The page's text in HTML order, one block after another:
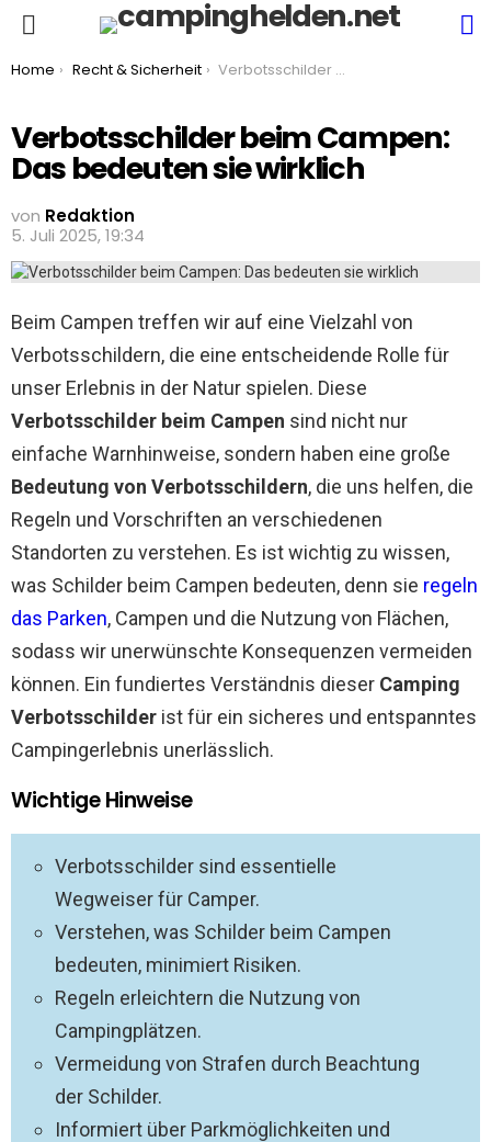
You are here:
Home Recht & Sicherheit Verbotsschilder beim Campen: Das bedeuten sie wirklich
Verbotsschilder beim Campen:
Das bedeuten sie wirklich
von Redaktion
5. Juli 2025, 19:34
Beim Campen treffen wir auf eine Vielzahl von
Verbotsschildern, die eine entscheidende Rolle für
unser Erlebnis in der Natur spielen. Diese
Verbotsschilder beim Campen sind nicht nur
einfache Warnhinweise, sondern haben eine große
Bedeutung von Verbotsschildern, die uns helfen, die
Regeln und Vorschriften an verschiedenen
Standorten zu verstehen. Es ist wichtig zu wissen,
was Schilder beim Campen bedeuten, denn sie regeln
das Parken, Campen und die Nutzung von Flächen,
sodass wir unerwünschte Konsequenzen vermeiden
können. Ein fundiertes Verständnis dieser Camping
Verbotsschilder ist für ein sicheres und entspanntes
Campingerlebnis unerlässlich.
Wichtige Hinweise
Verbotsschilder sind essentielle
Wegweiser für Camper.
Verstehen, was Schilder beim Campen
bedeuten, minimiert Risiken.
Regeln erleichtern die Nutzung von
Campingplätzen.
Vermeidung von Strafen durch Beachtung
der Schilder.
Informiert über Parkmöglichkeiten und